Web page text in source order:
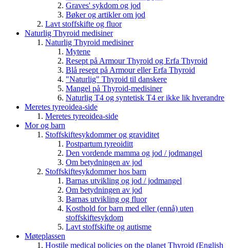
Graves' sykdom og jod
Bøker og artikler om jod
Lavt stoffskifte og fluor
Naturlig Thyroid medisiner
Naturlig Thyroid medisiner
Mytene
Resept på Armour Thyroid og Erfa Thyroid
Blå resept på Armour eller Erfa Thyroid
"Naturlig" Thyroid til danskere
Mangel på Thyroid-medisiner
Naturlig T4 og syntetisk T4 er ikke lik hverandre
Meretes tyreoidea-side
Meretes tyreoidea-side
Mor og barn
Stoffskiftesykdommer og graviditet
Postpartum tyreoiditt
Den vordende mamma og jod / jodmangel
Om betydningen av jod
Stoffskiftesykdommer hos barn
Barnas utvikling og jod / jodmangel
Om betydningen av jod
Barnas utvikling og fluor
Kosthold for barn med eller (ennå) uten
stoffskiftesykdom
Lavt stoffskifte og autisme
Møteplassen
Hostile medical policies on the planet Thyroid (English